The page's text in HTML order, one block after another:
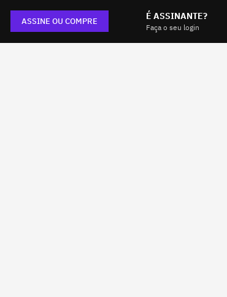
ASSINE OU COMPRE É ASSINANTE?
Faça o seu login